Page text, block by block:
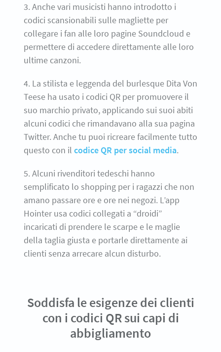
3. Anche vari musicisti hanno introdotto i
codici scansionabili sulle magliette per
collegare i fan alle loro pagine Soundcloud e
permettere di accedere direttamente alle loro
ultime canzoni.
4. La stilista e leggenda del burlesque Dita Von
Teese ha usato i codici QR per promuovere il
suo marchio privato, applicando sui suoi abiti
alcuni codici che rimandavano alla sua pagina
Twitter. Anche tu puoi ricreare facilmente tutto
questo con il codice QR per social media.
5. Alcuni rivenditori tedeschi hanno
semplificato lo shopping per i ragazzi che non
amano passare ore e ore nei negozi. L’app
Hointer usa codici collegati a “droidi”
incaricati di prendere le scarpe e le maglie
della taglia giusta e portarle direttamente ai
clienti senza arrecare alcun disturbo.
Soddisfa le esigenze dei clienti
con i codici QR sui capi di
abbigliamento